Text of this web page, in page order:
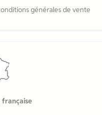
générales de vente
française